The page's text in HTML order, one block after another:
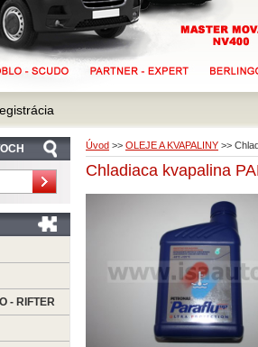
Úvod >> OLEJE A KVAPALINY >>
Chladiaca kvapalina
- RIFTER